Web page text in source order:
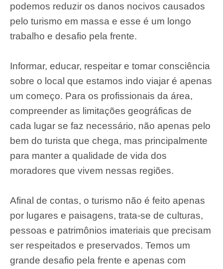
podemos reduzir os danos nocivos causados
pelo turismo em massa e esse é um longo
trabalho e desafio pela frente.
Informar, educar, respeitar e tomar consciência
sobre o local que estamos indo viajar é apenas
um começo. Para os profissionais da área,
compreender as limitações geográficas de
cada lugar se faz necessário, não apenas pelo
bem do turista que chega, mas principalmente
para manter a qualidade de vida dos
moradores que vivem nessas regiões.
Afinal de contas, o turismo não é feito apenas
por lugares e paisagens, trata-se de culturas,
pessoas e patrimônios imateriais que precisam
ser respeitados e preservados. Temos um
grande desafio pela frente e apenas com